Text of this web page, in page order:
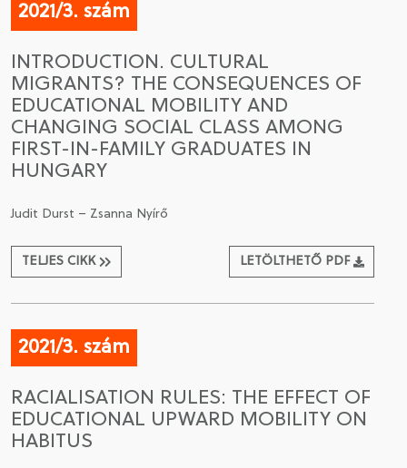
2021/3. szám
INTRODUCTION. CULTURAL
MIGRANTS? THE CONSEQUENCES OF
EDUCATIONAL MOBILITY AND
CHANGING SOCIAL CLASS AMONG
FIRST-IN-FAMILY GRADUATES IN
HUNGARY
Judit Durst – Zsanna Nyírő
TELJES CIKK LETÖLTHETŐ PDF
2021/3. szám
RACIALISATION RULES: THE EFFECT OF
EDUCATIONAL UPWARD MOBILITY ON
HABITUS